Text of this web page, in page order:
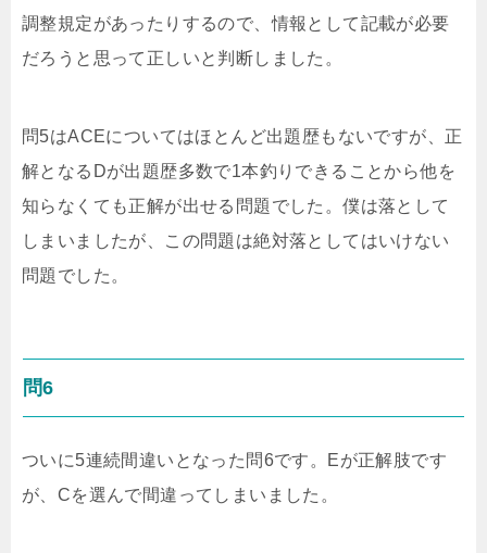
調整規定があったりするので、情報として記載が必要
だろうと思って正しいと判断しました。
問5はACEについてはほとんど出題歴もないですが、正
解となるDが出題歴多数で1本釣りできることから他を
知らなくても正解が出せる問題でした。僕は落として
しまいましたが、この問題は絶対落としてはいけない
問題でした。
問6
ついに5連続間違いとなった問6です。Eが正解肢です
が、Cを選んで間違ってしまいました。